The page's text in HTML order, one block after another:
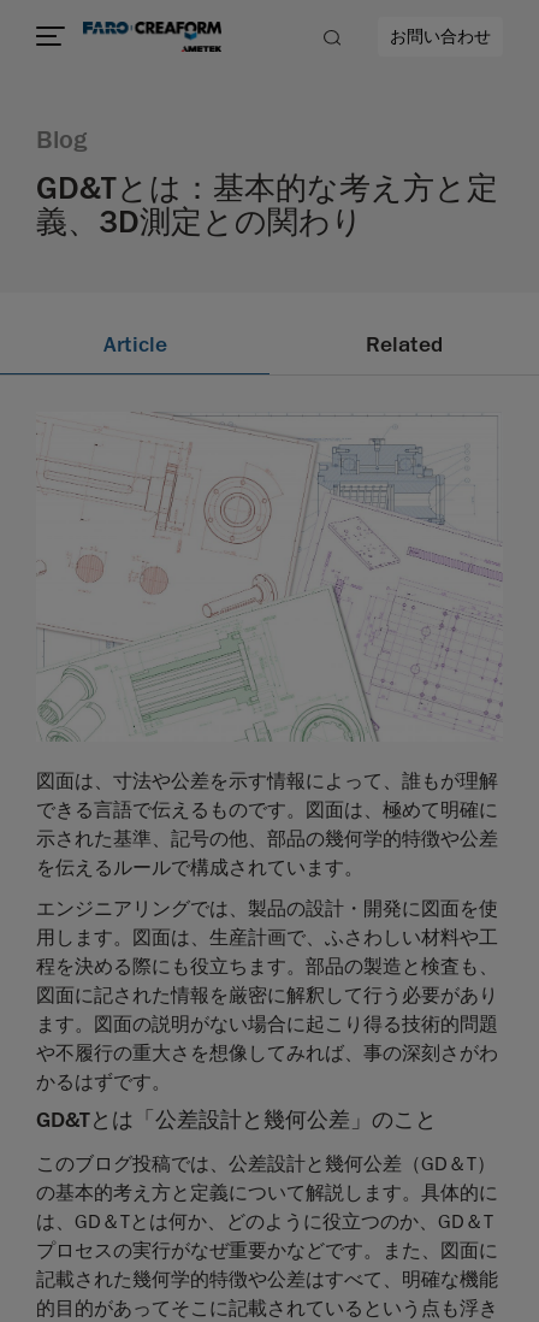
お問い合わせ
Blog
GD&Tとは：基本的な考え方と定
義、3D測定との関わり
Article Related
図面は、寸法や公差を示す情報によって、誰もが理解
できる言語で伝えるものです。図面は、極めて明確に
示された基準、記号の他、部品の幾何学的特徴や公差
を伝えるルールで構成されています。
エンジニアリングでは、製品の設計・開発に図面を使
用します。図面は、生産計画で、ふさわしい材料や工
程を決める際にも役立ちます。部品の製造と検査も、
図面に記された情報を厳密に解釈して行う必要があり
ます。図面の説明がない場合に起こり得る技術的問題
や不履行の重大さを想像してみれば、事の深刻さがわ
かるはずです。
GD&Tとは「公差設計と幾何公差」のこと
このブログ投稿では、公差設計と幾何公差（GD＆T）
の基本的考え方と定義について解説します。具体的に
は、GD＆Tとは何か、どのように役立つのか、GD＆T
プロセスの実行がなぜ重要かなどです。また、図面に
記載された幾何学的特徴や公差はすべて、明確な機能
的目的があってそこに記載されているという点も浮き